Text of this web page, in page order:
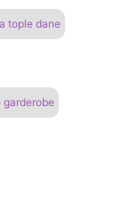
tople dane